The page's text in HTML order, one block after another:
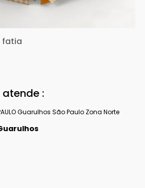
fatia
atende :
Guarulhos São Paulo Zona Norte